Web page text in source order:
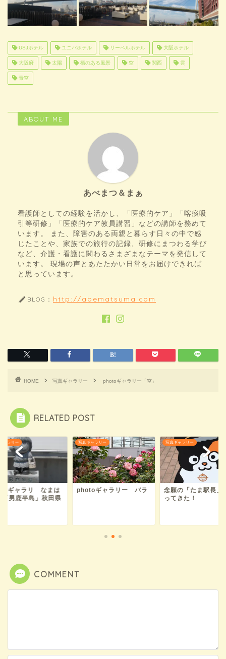
USJホテル ユニバホテル リーベルホテル 大阪ホテル
大阪府 太陽 橋のある風景 空 関西 雲
青空
ABOUT ME
あべまつ＆まぁ
看護師としての経験を活かし、「医療的ケア」「喀痰吸
引等研修」「医療的ケア教員講習」などの講師を務めて
います。 また、障害のある両親と暮らす日々の中で感
じたことや、家族での旅行の記録、研修にまつわる学び
など、介護・看護に関わるさまざまなテーマを発信して
います。 現場の声とあたたかい日常をお届けできれば
と思っています。
BLOG： http://abematsuma.com
HOME 写真ギャラリー photoギャラリー「空」
RELATED POST
ャラリー
ギャラリ なまは
「男鹿半島」秋田県
写真ギャラリー
photoギャラリー バラ
写真ギャラリー
念願の「たま駅長」
ってきた！
COMMENT